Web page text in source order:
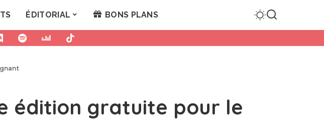
ÉDITORIAL BONS PLANS
édition gratuite pour le